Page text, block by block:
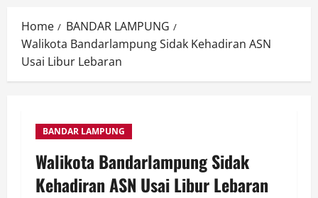
Home
BANDAR LAMPUNG
Walikota Bandarlampung Sidak Kehadiran ASN
Usai Libur Lebaran
BANDAR LAMPUNG
Walikota Bandarlampung Sidak
Kehadiran ASN Usai Libur Lebaran